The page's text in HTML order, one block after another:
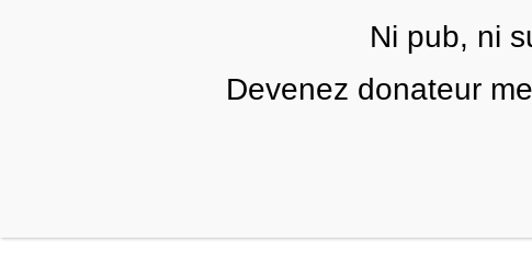
Ni pub, ni
Devenez donateur